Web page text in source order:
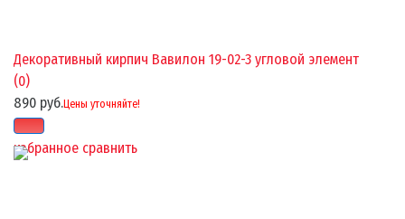
избранное сравнить
Декоративный кирпич Вавилон 19-02-3 угловой элемент
(0)
890 руб.Цены уточняйте!